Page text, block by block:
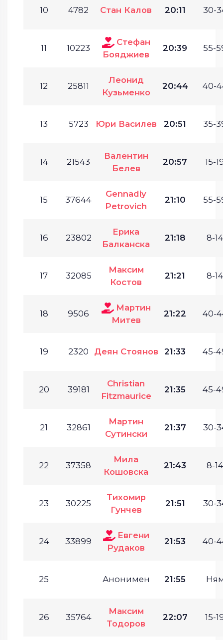
10 4782 Стан Калов 20:11 30-
11 10223
Стефан
Бояджиев
20:39 55-
12 25811
Леонид
Кузьменко
20:44 40-
13 5723 Юри Василев 20:51 35-
14 21543
Валентин
Белев
20:57 15-
15 37644
Gennadiy
Petrovich
21:10 55-
16 23802
Ерика
Балканска
21:18 8-
17 32085
Максим
Костов
21:21 8-
18 9506
Мартин
Митев
21:22 40-
19 2320 Деян Стоянов 21:33 45-
20 39181
Christian
Fitzmaurice
21:35 45-
21 32861
Мартин
Сутински
21:37 30-
22 37358
Мила
Кошовска
21:43 8-
23 30225
Тихомир
Гунчев
21:51 30-
24 33899
Евгени
Рудаков
21:53 40-
25 Анонимен 21:55
26 35764
Максим
Тодоров
22:07 15-